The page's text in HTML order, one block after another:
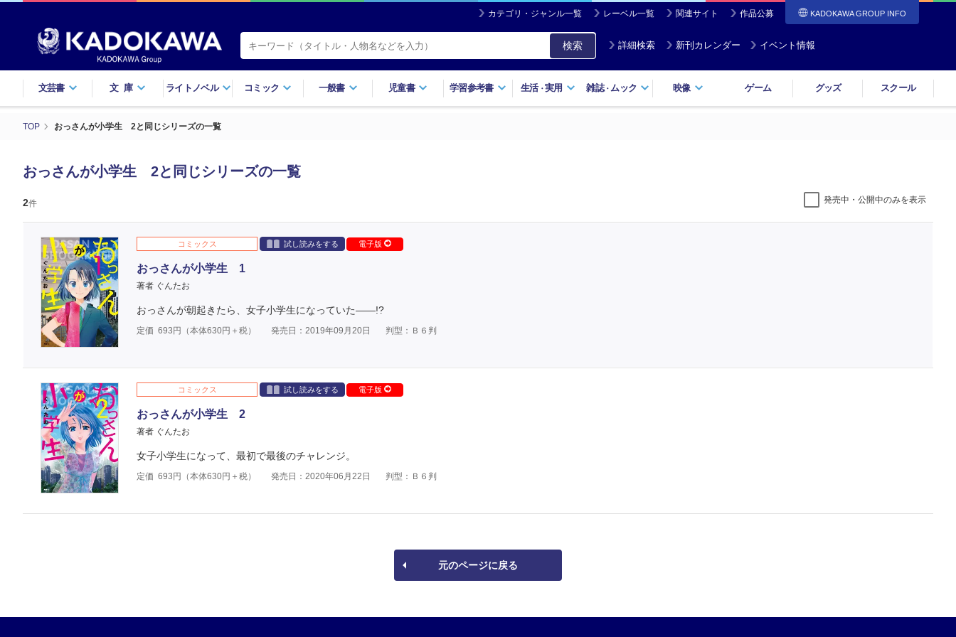
カテゴリ・ジャンル一覧 レーベル一覧 関連サイト 作品公募 KADOKAWA GROUP INFO
検索 詳細検索 新刊カレンダー イベント情報
文芸書 文庫 ライトノベル コミック 一般書 児童書 学習参考書 生活・実用 雑誌・ ムック 映像 ゲーム グッズ スクール
TOP おっさんが小学生 2と同じシリーズの一覧
おっさんが小学生 2と同じシリーズの一覧
2件 発売中・公開中のみを表示
コミックス 試し読みをする 電子版
おっさんが小学生 1
著者 ぐんたお
おっさんが朝起きたら、女子小学生になっていた――!?
定価 693 円（本体630円＋税） 発売日：2019年09月20日 判型：Ｂ６判
コミックス 試し読みをする 電子版
おっさんが小学生 2
著者 ぐんたお
女子小学生になって、最初で最後のチャレンジ。
定価 693 円（本体630円＋税） 発売日：2020年06月22日 判型：Ｂ６判
元のページに戻る